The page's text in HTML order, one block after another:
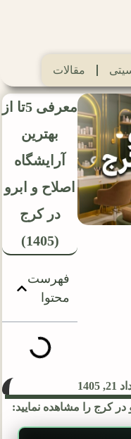
مقالات
معرفی 5تا از
بهترین
آرایشگاه
اصلاح و ابرو
در کرج
(1405)
فهرست
محتوا
در کرج را مشاهده نمایید: